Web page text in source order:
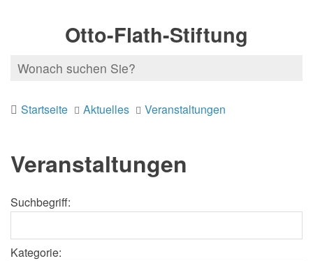
Otto-Flath-Stiftung
Startseite Aktuelles Veranstaltungen
Veranstaltungen
Suchbegriff:
Kategorie: